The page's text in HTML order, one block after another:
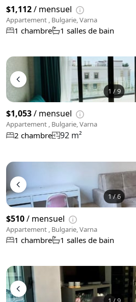
$1,112/ mensuel
Appartement , Bulgarie, Varna
1 chambre 1 salles de bain
1 /9
$1,053/ mensuel
Appartement , Bulgarie, Varna
2 chambre 92 m²
1/6
$510/ mensuel
Appartement , Bulgarie, Varna
1 chambre 1 salles de bain